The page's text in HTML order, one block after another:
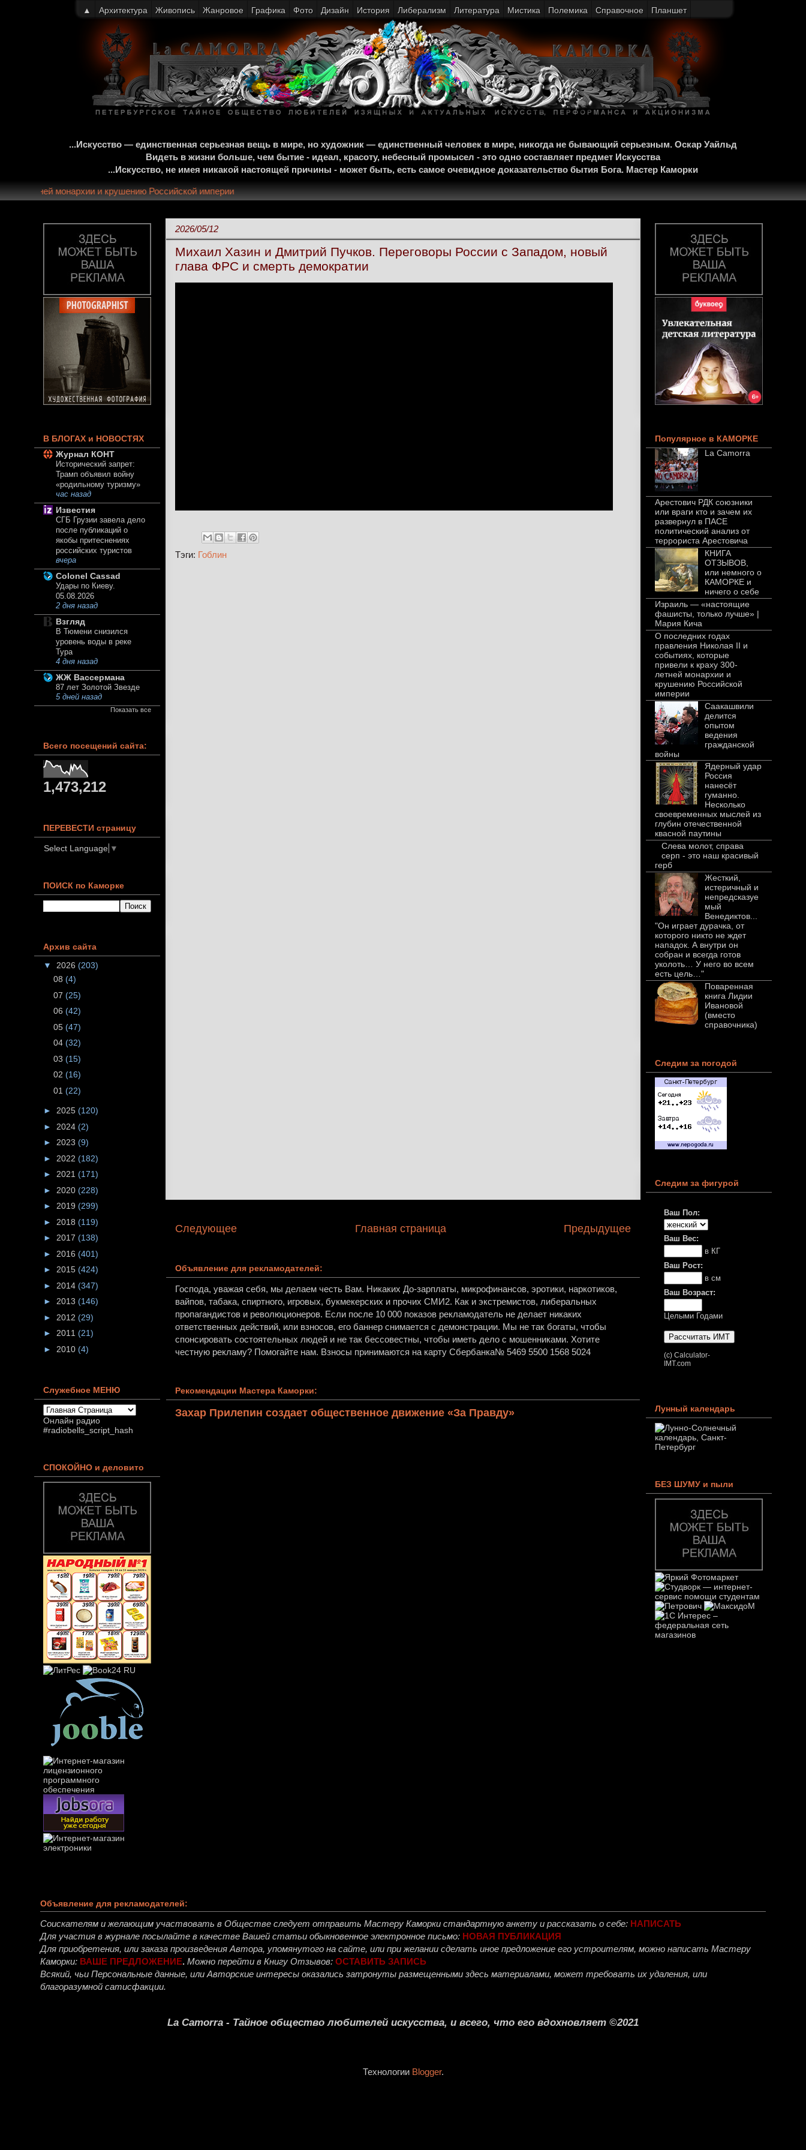
...Искусство — единственная серьезная вещь в мире, но художник — единственный человек в мире, никогда не бывающий серьезным. Оскар Уайльд
Видеть в жизни больше, чем бытие - идеал, красоту, небесный промысел - это одно составляет предмет Искусства
...Искусство, не имея никакой настоящей причины - может быть, есть самое очевидное доказательство бытия Бога. Мастер Каморки
300-летней монархии и крушению Российской империи
2026/05/12
Михаил Хазин и Дмитрий Пучков. Переговоры России с Западом, новый
глава ФРС и смерть демократии
Тэги: Гоблин
Следующее Предыдущее
Главная страница
Объявление для рекламодателей:
Господа, уважая себя, мы делаем честь Вам. Никаких До-зарплаты, микрофинансов, эротики, наркотиков,
вайпов, табака, спиртного, игровых, букмекерских и прочих СМИ2. Как и экстремистов, либеральных
пропагандистов и революционеров. Если после 10 000 показов рекламодатель не делает никаких
ответственных действий, или взносов, его баннер снимается с демонстрации. Мы не так богаты, чтобы
спонсировать состоятельных людей и не так бессовестны, чтобы иметь дело с мошенниками. Хотите
честную рекламу? Помогайте нам. Взносы принимаются на карту Сбербанка№ 5469 5500 1568 5024
Рекомендации Мастера Каморки:
Захар Прилепин создает общественное движение «За Правду»
В БЛОГАХ и НОВОСТЯХ
Журнал КОНТ
Исторический запрет:
Трамп объявил войну
«родильному туризму»
час назад
Известия
СГБ Грузии завела дело
после публикаций о
якобы притеснениях
российских туристов
вчера
Colonel Cassad
Удары по Киеву.
05.08.2026
2 дня назад
Взгляд
В Тюмени снизился
уровень воды в реке
Тура
4 дня назад
ЖЖ Вассермана
87 лет Золотой Звезде
5 дней назад
Показать все
Всего посещений сайта:
1,473,212
ПЕРЕВЕСТИ страницу
Select Language ▼
ПОИСК по Каморке
Архив сайта
▼ 2026 (203)
08 (4)
07 (25)
06 (42)
05 (47)
04 (32)
03 (15)
02 (16)
01 (22)
► 2025 (120)
► 2024 (2)
► 2023 (9)
► 2022 (182)
► 2021 (171)
► 2020 (228)
► 2019 (299)
► 2018 (119)
► 2017 (138)
► 2016 (401)
► 2015 (424)
► 2014 (347)
► 2013 (146)
► 2012 (29)
► 2011 (21)
► 2010 (4)
Служебное МЕНЮ
Онлайн радио
#radiobells_script_hash
СПОКОЙНО и деловито
Популярное в КАМОРКЕ
La Camorra
Арестович РДК союзники
или враги кто и зачем их
развернул в ПАСЕ
политический анализ от
террориста Арестовича
КНИГА
ОТЗЫВОВ,
или немного о
КАМОРКЕ и
ничего о себе
Израиль — «настоящие
фашисты, только лучше» |
Мария Кича
О последних годах
правления Николая II и
событиях, которые
привели к краху 300-
летней монархии и
крушению Российской
империи
Саакашвили
делится
опытом
ведения
гражданской
войны
Ядерный удар
Россия
нанесёт
гуманно.
Несколько
своевременных мыслей из
глубин отечественной
квасной паутины
Слева молот, справа
серп - это наш красивый
герб
Жесткий,
истеричный и
непредсказуе
мый
Венедиктов...
"Он играет дурачка, от
которого никто не ждет
нападок. А внутри он
собран и всегда готов
уколоть… У него во всем
есть цель…"
Поваренная
книга Лидии
Ивановой
(вместо
справочника)
Следим за погодой
Следим за фигурой
Ваш Пол:
Ваш Вес:
в КГ
Ваш Рост:
в см
Ваш Возраст:
Целыми Годами
(c) Calculator-
IMT.com
Лунный календарь
БЕЗ ШУМУ и пыли
Объявление для рекламодателей:
Соискателям и желающим участвовать в Обществе следует отправить Мастеру Каморки стандартную анкету и рассказать о себе: НАПИСАТЬ
Для участия в журнале посылайте в качестве Вашей статьи обыкновенное электронное письмо: НОВАЯ ПУБЛИКАЦИЯ
Для приобретения, или заказа произведения Автора, упомянутого на сайте, или при желании сделать иное предложение его устроителям, можно написать Мастеру
Каморки: ВАШЕ ПРЕДЛОЖЕНИЕ. Можно перейти в Книгу Отзывов: ОСТАВИТЬ ЗАПИСЬ
Всякий, чьи Персональные данные, или Авторские интересы оказались затронуты размещенными здесь материалами, может требовать их удаления, или
благоразумной сатисфакции.
La Camorra - Тайное общество любителей искусства, и всего, что его вдохновляет ©2021
▲ Архитектура Живопись Жанровое Графика Фото Дизайн История Либерализм Литература Мистика Полемика Справочное Планшет
Технологии Blogger.